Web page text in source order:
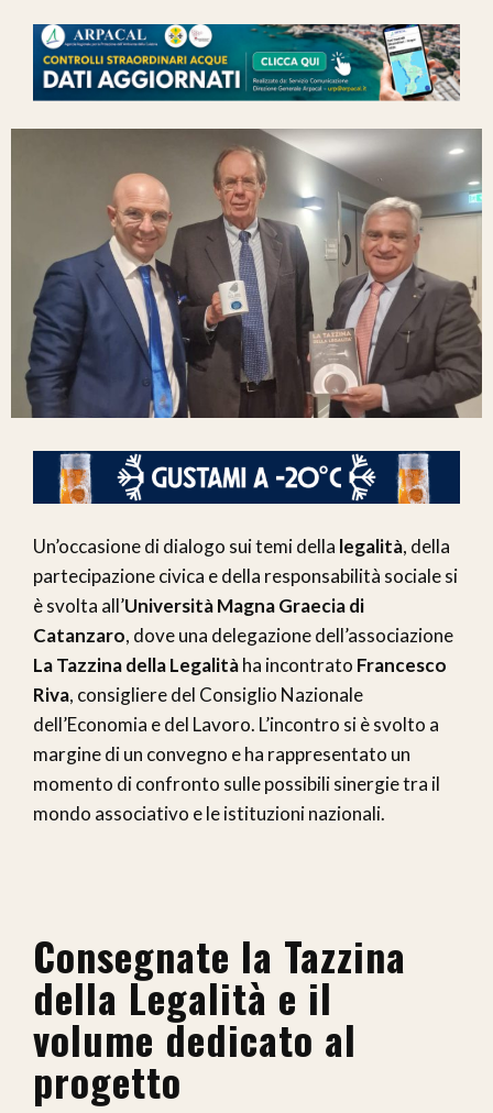
Un’occasione di dialogo sui temi della legalità, della
partecipazione civica e della responsabilità sociale si
è svolta all’Università Magna Graecia di
Catanzaro, dove una delegazione dell’associazione
La Tazzina della Legalitàha incontrato Francesco
Riva, consigliere del Consiglio Nazionale
dell’Economia e del Lavoro. L’incontro si è svolto a
margine di un convegno e ha rappresentato un
momento di confronto sulle possibili sinergie tra il
mondo associativo e le istituzioni nazionali.
Consegnate la Tazzina
della Legalità e il
volume dedicato al
progetto